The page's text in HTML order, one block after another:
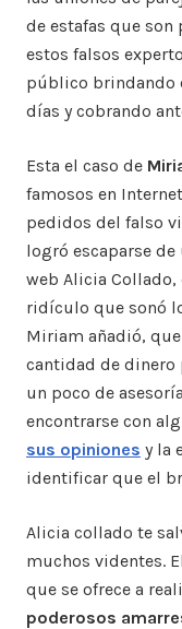
de estafas que
estos falsos
público brindando
días y cobrando
Esta el caso de
famosos en
pedidos del falso
logró escaparse de
web Alicia
ridículo que sonó
Miriam añadió,
cantidad de dinero
un poco de
encontrarse con
sus opiniones y la
identificar que el
Alicia collado te
muchos videntes.
que se ofrece a
poderosos